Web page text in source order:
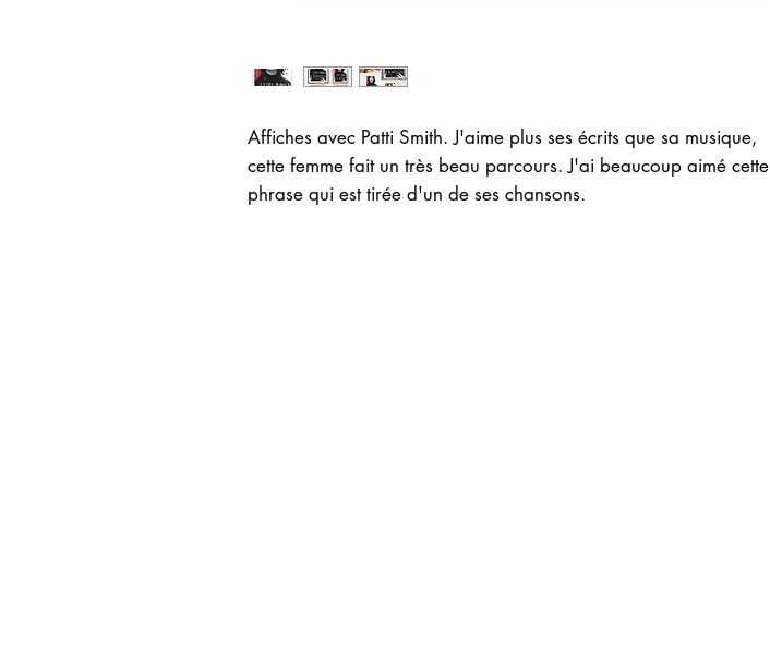
Affiches avec Patti Smith. J'aime plus ses écrits que sa musique,
cette femme fait un très beau parcours. J'ai beaucoup aimé cette
phrase qui est tirée d'un de ses chansons.